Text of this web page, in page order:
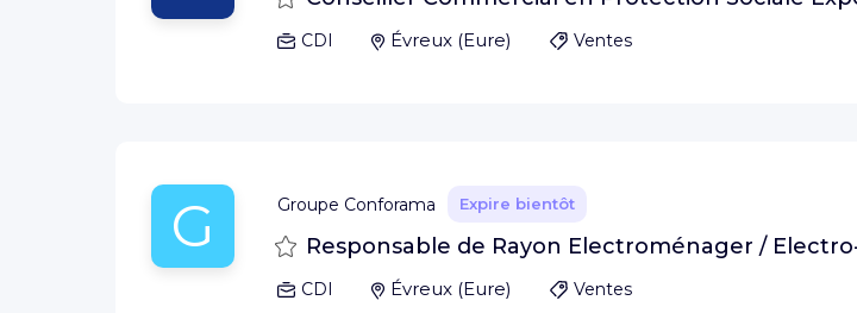
CDI Évreux(Eure) Ventes
G Groupe Conforama Expire bientôt
Sauvegarder
Responsable de Rayon Electroménager / Electro-
CDI Évreux(Eure) Ventes